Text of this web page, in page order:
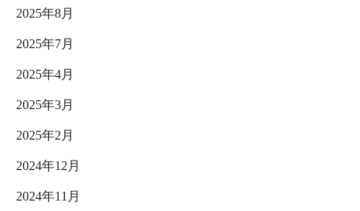
2025年8月
2025年7月
2025年4月
2025年3月
2025年2月
2024年12月
2024年11月